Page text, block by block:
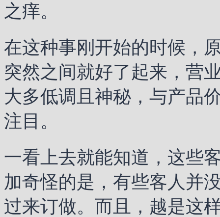
之痒。
在这种事刚开始的时候，
突然之间就好了起来，营
大多低调且神秘，与产品
注目。
一看上去就能知道，这些
加奇怪的是，有些客人并
过来订做。而且，越是这